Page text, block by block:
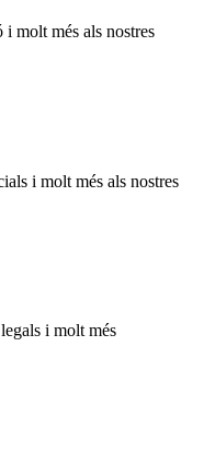
molt més als nostres
i molt més als nostres
i molt més